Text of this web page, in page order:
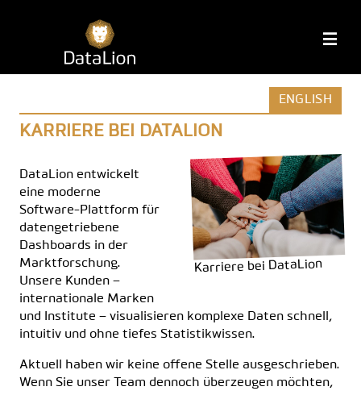
ENGLISH
KARRIERE BEI DATALION
Karriere bei DataLion
DataLion entwickelt
eine moderne
Software-Plattform für
datengetriebene
Dashboards in der
Marktforschung.
Unsere Kunden –
internationale Marken
und Institute – visualisieren komplexe Daten schnell,
intuitiv und ohne tiefes Statistikwissen.
Aktuell haben wir keine offene Stelle ausgeschrieben.
Wenn Sie unser Team dennoch überzeugen möchten,